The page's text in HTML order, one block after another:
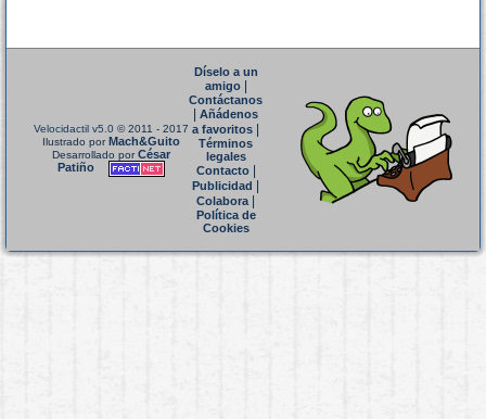
Velocidactil v5.0 © 2011 - 2017
Ilustrado porMach&Guito
Desarrollado porCésar
Patiño
Díselo a un
amigo|
Contáctanos
Añádenos
a favoritos
Términos
legales
Contacto|
Publicidad
Colabora|
Política de
Cookies